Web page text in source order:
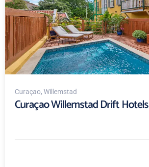
Curaçao, Willemstad
Curaçao Willemstad Drift Hotels